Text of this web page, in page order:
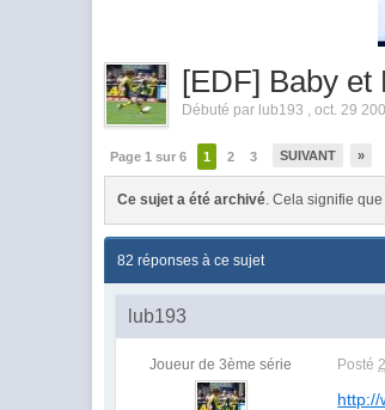
[EDF] Baby et
Débuté par lub193 ,oct. 29
Page 1 sur 6 1 2 3 SUIVANT »
Ce sujet a été archivé. Cela signifie
82 réponses à ce sujet
lub193
Joueur de 3ème série Posté
http://